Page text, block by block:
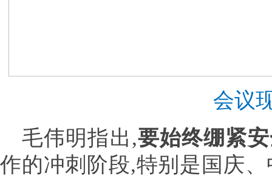
会议
毛伟明指出,要始终绷紧
作的冲刺阶段,特别是国庆